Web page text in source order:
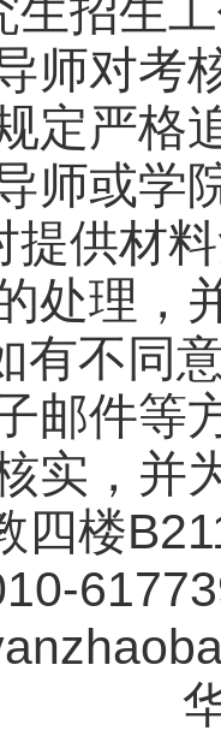
生招生
师对考
定严格
师或学
提供材
处理，
有不同
邮件等
实，并
四楼